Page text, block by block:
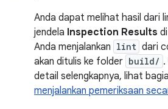
Anda dapat melihat hasil dari
jendela Inspection Results
Anda menjalankan lint dari
akan ditulis ke folder build/
detail selengkapnya, lihat
menjalankan pemeriksaan